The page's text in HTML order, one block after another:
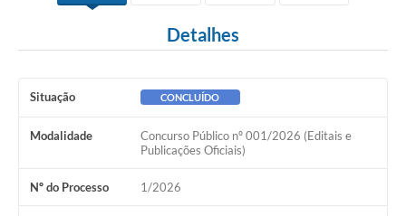
A Nossa Cidade
Ambiente
Turismo
Detalhes
Situação CONCLUÍDO
Modalidade
Concurso Público nº 001/2026 (Editais e
Publicações Oficiais)
Nº do Processo 1/2026